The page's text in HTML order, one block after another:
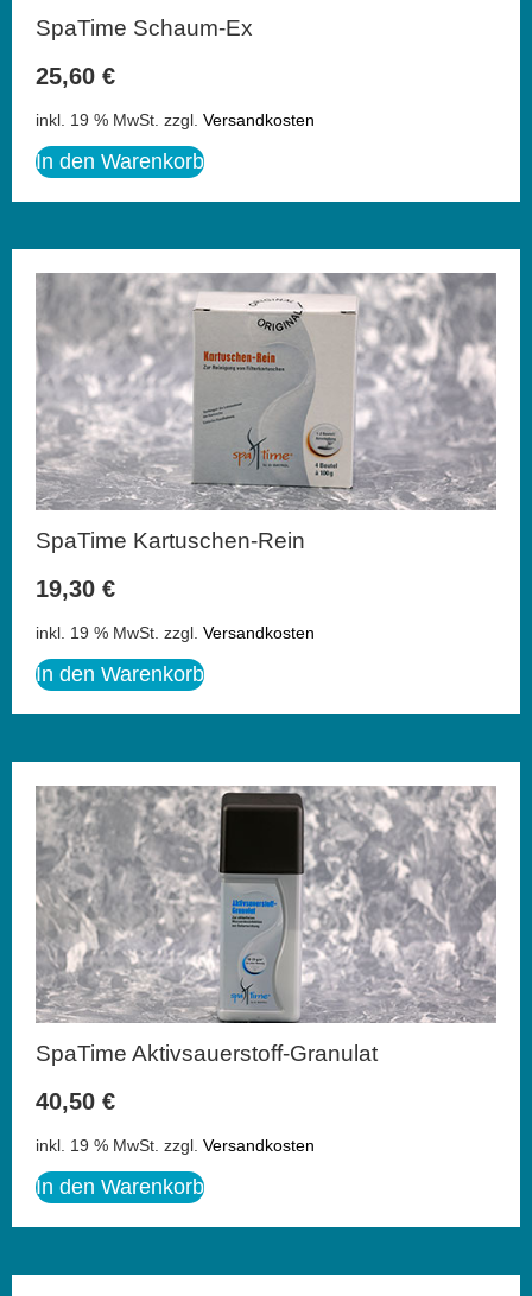
SpaTime Schaum-Ex
25,60 €
inkl. 19 % MwSt. zzgl. Versandkosten
In den Warenkorb
SpaTime Kartuschen-Rein
19,30 €
inkl. 19 % MwSt. zzgl. Versandkosten
In den Warenkorb
SpaTime Aktivsauerstoff-Granulat
40,50 €
inkl. 19 % MwSt. zzgl. Versandkosten
In den Warenkorb